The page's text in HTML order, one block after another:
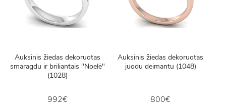
Auksinis žiedas dekoruotas
smaragdu ir briliantais "Noelė"
(1028)
992€
Auksinis žiedas dekoruotas
juodu deimantu (1048)
800€